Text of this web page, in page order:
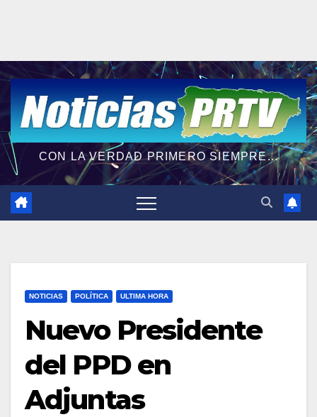
CON LA VERDAD PRIMERO SIEMPRE...
NOTICIAS POLÍTICA ULTIMA HORA
Nuevo Presidente
del PPD en
Adjuntas